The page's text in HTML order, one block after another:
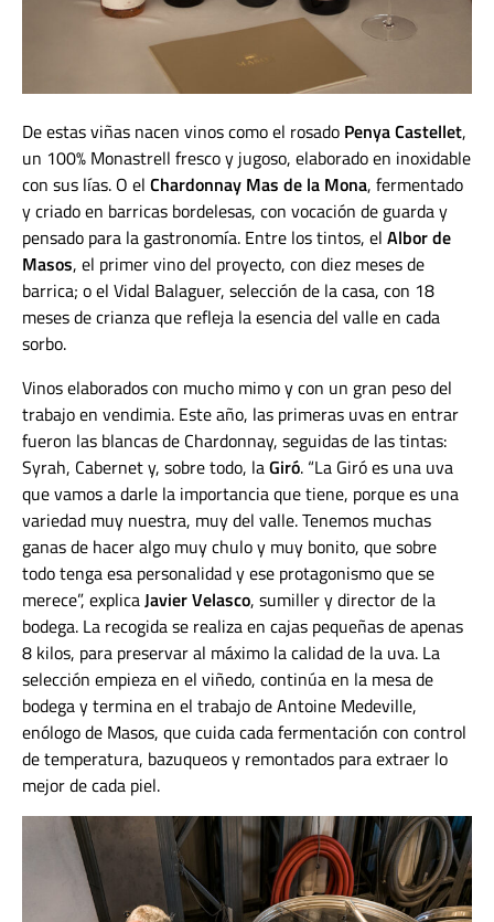
De estas viñas nacen vinos como el rosado Penya Castellet,
un 100% Monastrell fresco y jugoso, elaborado en inoxidable
con sus lías. O el Chardonnay Mas de la Mona, fermentado
y criado en barricas bordelesas, con vocación de guarda y
pensado para la gastronomía. Entre los tintos, el Albor de
Masos, el primer vino del proyecto, con diez meses de
barrica; o el Vidal Balaguer, selección de la casa, con 18
meses de crianza que refleja la esencia del valle en cada
sorbo.
Vinos elaborados con mucho mimo y con un gran peso del
trabajo en vendimia. Este año, las primeras uvas en entrar
fueron las blancas de Chardonnay, seguidas de las tintas:
Syrah, Cabernet y, sobre todo, laGiró. “La Giró es una uva
que vamos a darle la importancia que tiene, porque es una
variedad muy nuestra, muy del valle. Tenemos muchas
ganas de hacer algo muy chulo y muy bonito, que sobre
todo tenga esa personalidad y ese protagonismo que se
merece”, explicaJavier Velasco, sumiller y director de la
bodega. La recogida se realiza en cajas pequeñas de apenas
8 kilos, para preservar al máximo la calidad de la uva. La
selección empieza en el viñedo, continúa en la mesa de
bodega y termina en el trabajo de Antoine Medeville,
enólogo de Masos, que cuida cada fermentación con control
de temperatura, bazuqueos y remontados para extraer lo
mejor de cada piel.